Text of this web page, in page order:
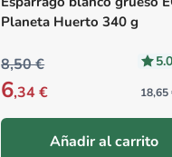
Planeta Huerto 340 g
8,50 €
6,34 € 18,65
Añadir al carrito